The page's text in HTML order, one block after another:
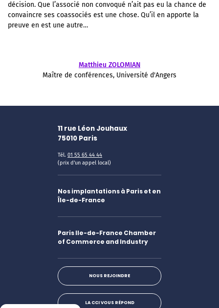
décision. Que l’associé non convoqué n’ait pas eu la chance de
convaincre ses coassociés est une chose. Qu’il en apporte la
preuve en est une autre…
Matthieu ZOLOMIAN
Maître de conférences, Université d'Angers
11 rue Léon Jouhaux
75010 Paris
Tél. 01 55 65 44 44
(prix d'un appel local)
Nos implantations à Paris et en
Île-de-France
Paris Ile-de-France Chamber
of Commerce and Industry
NOUS REJOINDRE
LA CCI VOUS RÉPOND